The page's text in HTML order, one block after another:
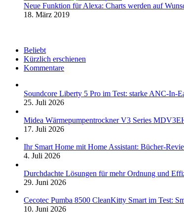
Neue Funktion für Alexa: Charts werden auf
18. März 2019
Beliebt
Kürzlich erschienen
Kommentare
Soundcore Liberty 5 Pro im Test: starke ANC-In-
25. Juli 2026
Midea Wärmepumpentrockner V3 Series
17. Juli 2026
Ihr Smart Home mit Home Assistant: Bücher-
4. Juli 2026
Durchdachte Lösungen für mehr Ordnung und
29. Juni 2026
Cecotec Pumba 8500 CleanKitty Smart im Test:
10. Juni 2026